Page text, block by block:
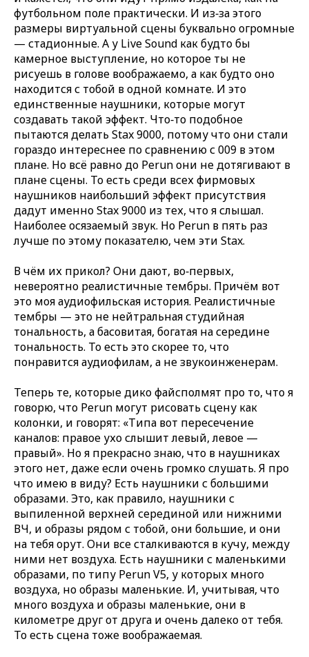
футбольном поле практически. И из‑за этого
размеры виртуальной сцены буквально огромные
— стадионные. А у Live Sound как будто бы
камерное выступление, но которое ты не
рисуешь в голове воображаемо, а как будто оно
находится с тобой в одной комнате. И это
единственные наушники, которые могут
создавать такой эффект. Что‑то подобное
пытаются делать Stax 9000, потому что они стали
гораздо интереснее по сравнению с 009 в этом
плане. Но всё равно до Perun они не дотягивают в
плане сцены. То есть среди всех фирмовых
наушников наибольший эффект присутствия
дадут именно Stax 9000 из тех, что я слышал.
Наиболее осязаемый звук. Но Perun в пять раз
лучше по этому показателю, чем эти Stax.
В чём их прикол? Они дают, во‑первых,
невероятно реалистичные тембры. Причём вот
это моя аудиофильская история. Реалистичные
тембры — это не нейтральная студийная
тональность, а басовитая, богатая на середине
тональность. То есть это скорее то, что
понравится аудиофилам, а не звукоинженерам.
Теперь те, которые дико файсполмят про то, что я
говорю, что Perun могут рисовать сцену как
колонки, и говорят: «Типа вот пересечение
каналов: правое ухо слышит левый, левое —
правый». Но я прекрасно знаю, что в наушниках
этого нет, даже если очень громко слушать. Я про
что имею в виду? Есть наушники с большими
образами. Это, как правило, наушники с
выпиленной верхней серединой или нижними
ВЧ, и образы рядом с тобой, они большие, и они
на тебя орут. Они все сталкиваются в кучу, между
ними нет воздуха. Есть наушники с маленькими
образами, по типу Perun V5, у которых много
воздуха, но образы маленькие. И, учитывая, что
много воздуха и образы маленькие, они в
километре друг от друга и очень далеко от тебя.
То есть сцена тоже воображаемая.